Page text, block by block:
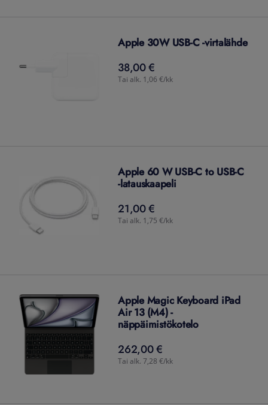
Apple 30W USB-C -virtalähde
38,00 €
38,00€
Tai alk. 1,06 €/kk
Apple 60 W USB-C to USB-C
-latauskaapeli
21,00 €
21,00€
Tai alk. 1,75 €/kk
Apple Magic Keyboard iPad
Air 13 (M4) -
näppäimistökotelo
262,00 €
262,00€
Tai alk. 7,28 €/kk